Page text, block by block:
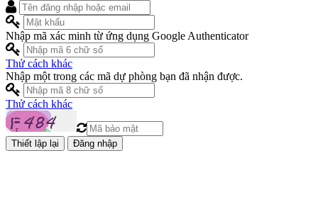
Nhập mã xác minh từ ứng dụng Google Authenticator
Thử cách khác
Nhập một trong các mã dự phòng bạn đã nhận được.
Thử cách khác
Đăng nhập